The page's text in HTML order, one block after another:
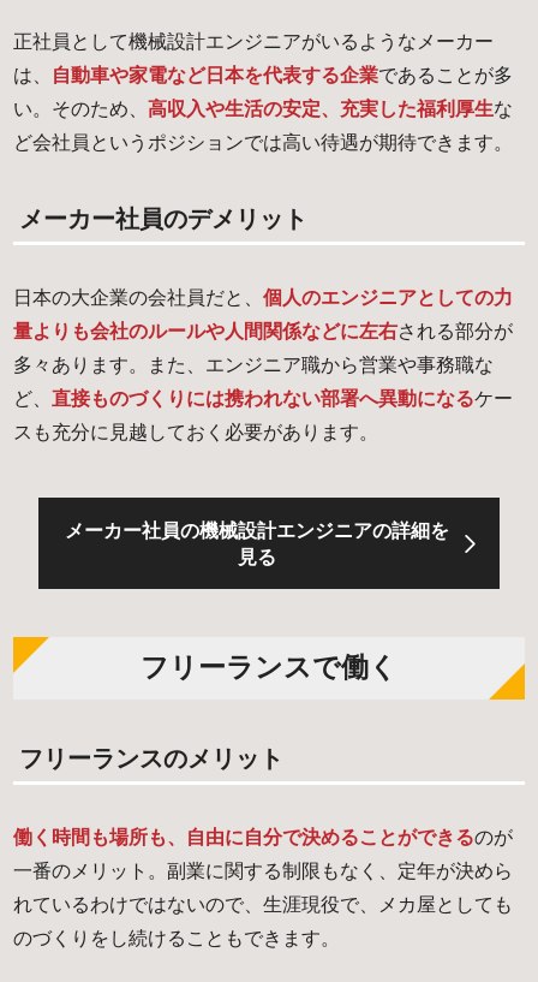
正社員として機械設計エンジニアがいるようなメーカー
は、
自動車や家電など日本を代表する企業であることが多
い。そのため、高収入や生活の安定、充実した福利厚生な
ど会社員というポジションでは高い待遇が期待できます。
メーカー社員のデメリット
日本の大企業の会社員だと、個人のエンジニアとしての力
量よりも会社のルールや人間関係などに左右される部分が
多々あります。また、エンジニア職から営業や事務職な
ど、直接ものづくりには携われない部署へ異動になるケー
スも充分に見越しておく必要があります。
メーカー社員の機械設計エンジニアの詳細を
見る
フリーランスで働く
フリーランスのメリット
働く時間も場所も、自由に自分で決めることができるのが
一番のメリット。副業に関する制限もなく、定年が決めら
れているわけではないので、生涯現役で、メカ屋としても
のづくりをし続けることもできます。